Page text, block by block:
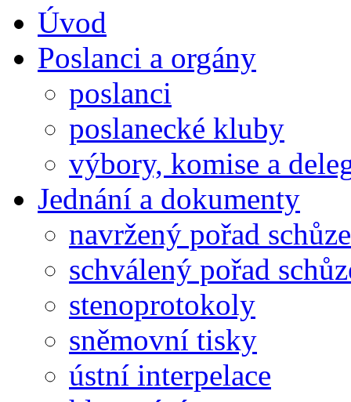
Úvod
Poslanci a orgány
poslanci
poslanecké kluby
výbory, komise a
Jednání a dokumenty
navržený pořad schůze
schválený pořad
stenoprotokoly
sněmovní tisky
ústní interpelace